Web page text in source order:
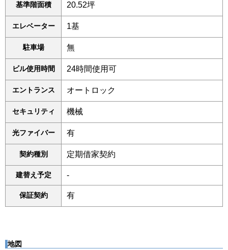
基準階面積 20.52坪
エレベーター 1基
駐車場 無
ビル使用時間 24時間使用可
エントランス オートロック
セキュリティ 機械
光ファイバー 有
契約種別 定期借家契約
建替え予定 -
保証契約 有
地図